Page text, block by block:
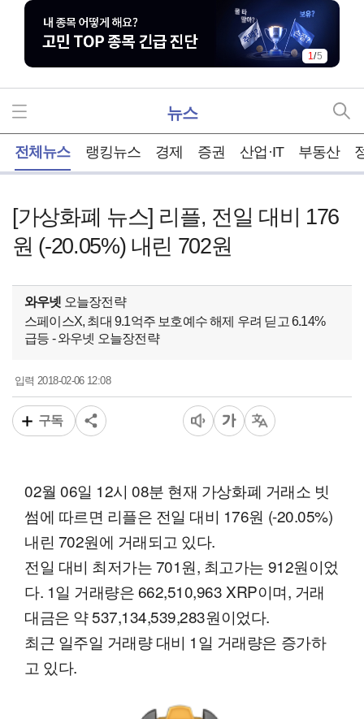
1/5
뉴스
전체뉴스 랭킹뉴스 경제 증권 산업·IT 부동산
[가상화폐 뉴스] 리플, 전일 대비 176
원 (-20.05%) 내린 702원
와우넷 오늘장전략
스페이스X, 최대 9.1억주 보호예수 해제 우려 딛고 6.14%
급등 - 와우넷 오늘장전략
입력2018-02-06 12:08
구독
02월 06일 12시 08분 현재 가상화폐 거래소 빗
썸에 따르면 리플은 전일 대비 176원 (-20.05%)
내린 702원에 거래되고 있다.
전일 대비 최저가는 701원, 최고가는 912원이었
다. 1일 거래량은 662,510,963 XRP이며, 거래
대금은 약 537,134,539,283원이었다.
최근 일주일 거래량 대비 1일 거래량은 증가하
고 있다.